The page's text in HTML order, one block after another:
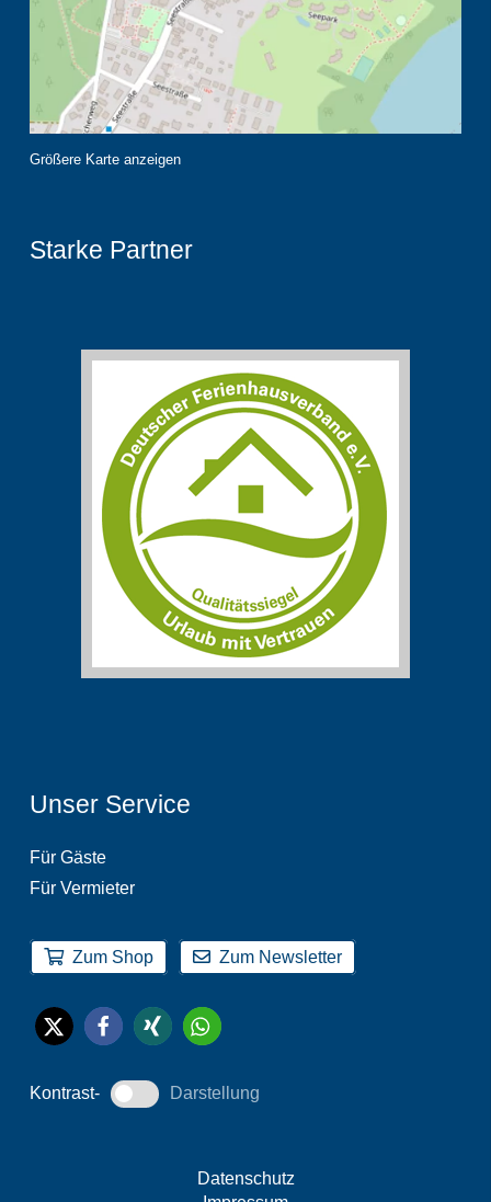
Größere Karte anzeigen
Starke Partner
Unser Service
Für Gäste
Für Vermieter
Zum Shop Zum Newsletter
Kontrast- Darstellung
Datenschutz